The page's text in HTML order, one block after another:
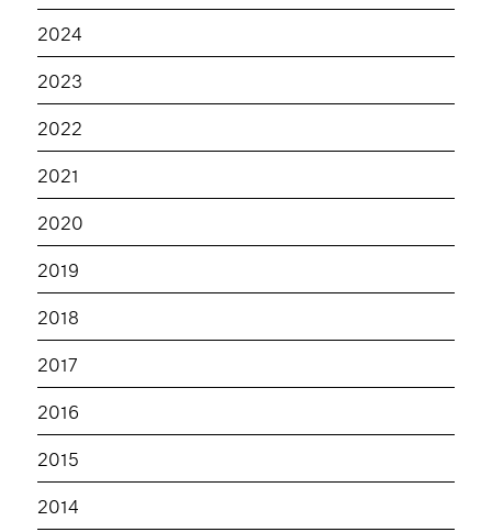
2024
2023
2022
2021
2020
2019
2018
2017
2016
2015
2014